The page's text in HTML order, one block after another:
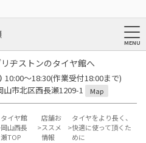
ヂストンのタイヤ館へ
10:00〜18:30(作業受付18:00まで)
市北区西長瀬1209-1
Map
タイヤ館
岡山西長
瀬TOP
店舗お
ススメ
情報
タイヤをより長く、
快適に使って頂くた
めに